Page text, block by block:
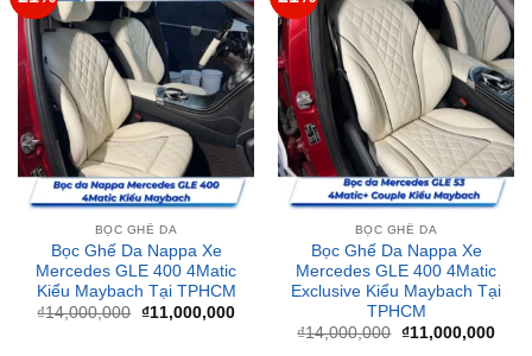
BỌC GHẾ DA
Bọc Ghế Da Nappa Xe
Mercedes GLE 400 4Matic
Kiểu Maybach Tại TPHCM
14,000,000 Giá
gốc
là:
₫14,000,000.
₫ 11,000,000
hiện
tại
là:
₫11,000,000.
BỌC GHẾ DA
Bọc Ghế Da Nappa Xe
Mercedes GLE 400 4Matic
Exclusive Kiểu Maybach Tại
TPHCM
₫14,000,000 Giá
gốc
là:
₫14,000,000.
₫ 11,000,000Giá
hiện
tại